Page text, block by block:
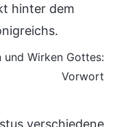
hinter dem
und Wirken Gottes:
Vorwort
verschiedene